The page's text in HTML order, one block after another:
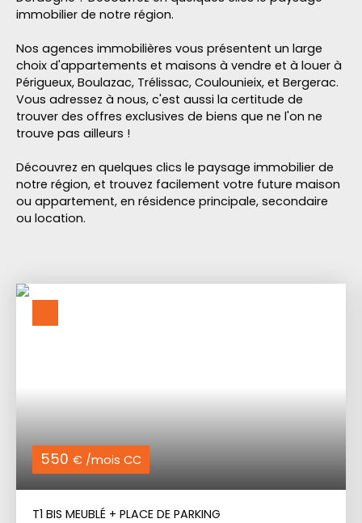
immobilier de notre région.
Nos agences immobilières vous présentent un large
choix d'appartements et maisons à vendre et à louer à
Périgueux, Boulazac, Trélissac, Coulounieix, et Bergerac.
Vous adressez à nous, c'est aussi la certitude de
trouver des offres exclusives de biens que ne l'on ne
trouve pas ailleurs !
Découvrez en quelques clics le paysage immobilier de
notre région, et trouvez facilement votre future maison
ou appartement, en résidence principale, secondaire
ou location.
550 € /mois CC
T1 BIS MEUBLÉ + PLACE DE PARKING